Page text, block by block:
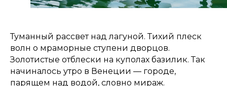
Туманный рассвет над лагуной. Тихий плеск
волн о мраморные ступени дворцов.
Золотистые отблески на куполах базилик. Так
начиналось утро в Венеции — городе,
парящем над водой, словно мираж.